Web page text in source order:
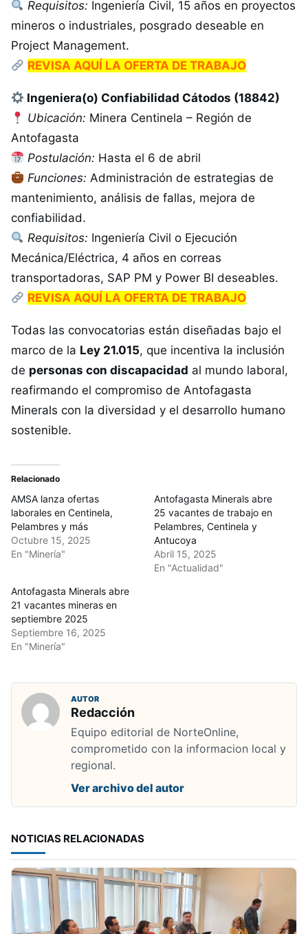
Requisitos: Ingeniería Civil, 15 años en proyectos
mineros o industriales, posgrado deseable en
Project Management.
REVISA AQUÍ LA OFERTA DE TRABAJO
Ingeniera(o) Confiabilidad Cátodos (18842)
Ubicación: Minera Centinela – Región de
Antofagasta
Postulación: Hasta el 6 de abril
Funciones: Administración de estrategias de
mantenimiento, análisis de fallas, mejora de
confiabilidad.
Requisitos: Ingeniería Civil o Ejecución
Mecánica/Eléctrica, 4 años en correas
transportadoras, SAP PM y Power BI deseables.
REVISA AQUÍ LA OFERTA DE TRABAJO
Todas las convocatorias están diseñadas bajo el
marco de la Ley 21.015, que incentiva la inclusión
de personas con discapacidad al mundo laboral,
reafirmando el compromiso de Antofagasta
Minerals con la diversidad y el desarrollo humano
sostenible.
Relacionado
AMSA lanza ofertas
laborales en Centinela,
Pelambres y más
Octubre 15, 2025
En "Minería"
Antofagasta Minerals abre
25 vacantes de trabajo en
Pelambres, Centinela y
Antucoya
Abril 15, 2025
En "Actualidad"
Antofagasta Minerals abre
21 vacantes mineras en
septiembre 2025
Septiembre 16, 2025
En "Minería"
AUTOR
Redacción
Equipo editorial de NorteOnline,
comprometido con la informacion local y
regional.
Ver archivo del autor
NOTICIAS RELACIONADAS